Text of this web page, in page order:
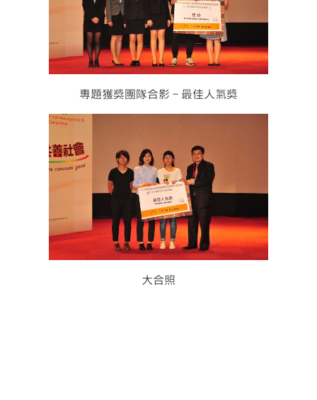
專題獲獎團隊合影－最佳人氣獎
大合照